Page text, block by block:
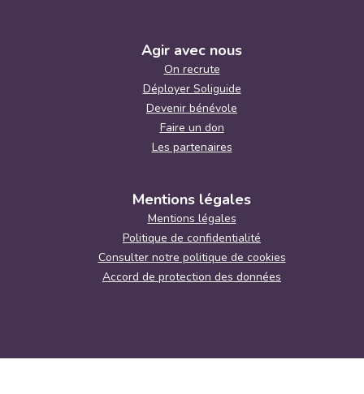
Agir avec nous
On recrute
Déployer Soliguide
Devenir bénévole
Faire un don
Les partenaires
Mentions légales
Mentions légales
Politique de confidentialité
Consulter notre politique de cookies
Accord de protection des données